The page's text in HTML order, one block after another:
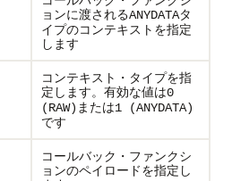
ョンに渡されるANYDATAタ
イプのコンテキストを指定
します
コンテキスト・タイプを指
定します。有効な値は0
(RAW) または1 (ANYDATA)
です
コールバック・ファンクシ
ョンのペイロードを指定し